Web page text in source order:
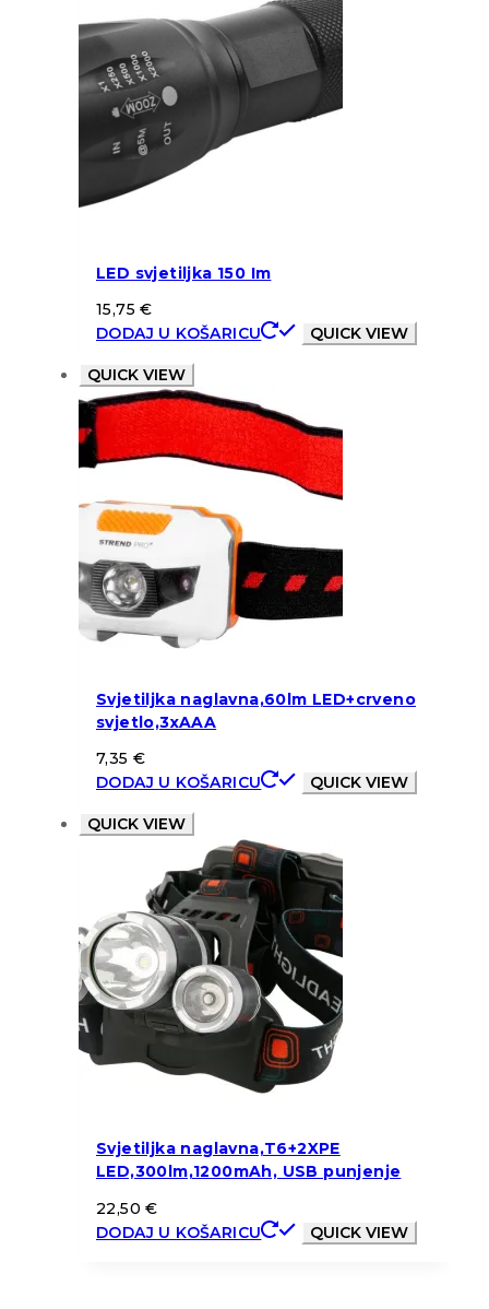
LED svjetiljka 150 Im
15,75€
DODAJ U KOŠARICU
QUICK VIEW
QUICK VIEW
Svjetiljka naglavna,60lm LED+crveno
svjetlo,3xAAA
7,35 €
DODAJ U KOŠARICU
QUICK VIEW
QUICK VIEW
Svjetiljka naglavna,T6+2XPE
LED,300lm,1200mAh, USB punjenje
22,50€
DODAJ U KOŠARICU
QUICK VIEW